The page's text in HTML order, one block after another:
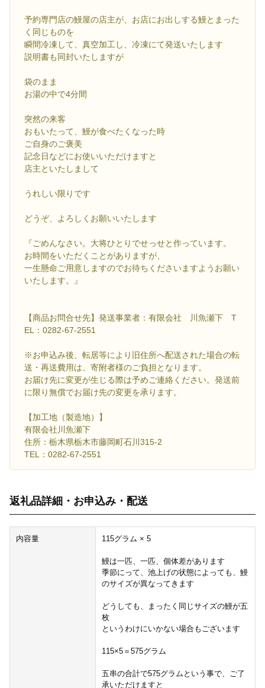
予約専門店の鰻屋の店主が、お店にお出しする鰻とまった
く同じものを
瞬間冷凍して、真空加工し、冷凍にて発送いたします
説明書も同封いたしますが
袋のまま
お湯の中で4分間
突然の来客
おもいたって、鰻が食べたくなった時
ご自身のご褒美
記念日などにお使いいただけますと
店主といたしまして
うれしい限りです
どうぞ、よろしくお願いいたします
『ごめんなさい。大将ひとりでせっせと作っています。
お時間をいただくことがありますが、
一生懸命ご用意しますのでお待ちくださいますようお願い
いたします。』
【商品お問合せ先】発送事業者：有限会社 川魚瀬下 T
EL：0282-67-2551
※お申込み後、転居等により旧住所へ配送された場合の転
送・再送費用は、寄附者様のご負担となります。
お届け先に変更が生じる際は予めご連絡ください。発送前
に限り無償でお届け先の変更を承ります。
【加工地（製造地）】
有限会社川魚瀬下
住所：栃木県栃木市藤岡町石川315-2
TEL：0282-67-2551
返礼品詳細・お申込み・配送
内容量 115グラム × 5
鰻は一匹、一匹、個体差があります
季節にって、池上げの状態によっても、鰻
のサイズが異なってきます
どうしても、まったく同じサイズの鰻が五
枚
というわけにいかない場合もございます
115×5＝575グラム
五串の合計で575グラムという事で、ご了
承いただけますと